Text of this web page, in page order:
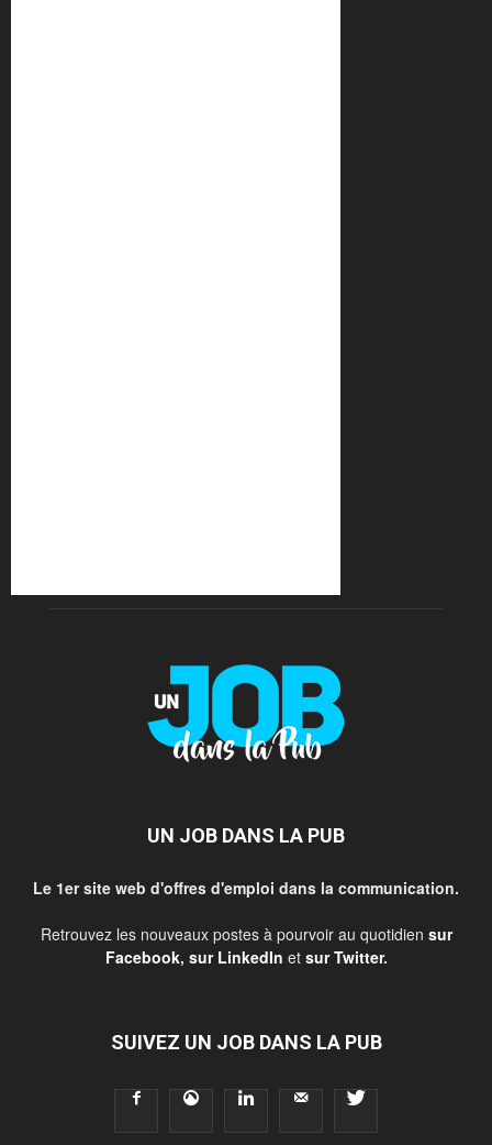
UN JOB DANS LA PUB
Le 1er site web d'offres d'emploi dans la communication.
Retrouvez les nouveaux postes à pourvoir au quotidien sur
Facebook, sur LinkedIn et sur Twitter.
SUIVEZ UN JOB DANS LA PUB